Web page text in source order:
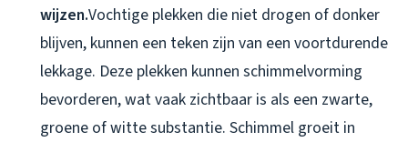
wijzen.Vochtige plekken die niet drogen of donker
blijven, kunnen een teken zijn van een voortdurende
lekkage. Deze plekken kunnen schimmelvorming
bevorderen, wat vaak zichtbaar is als een zwarte,
groene of witte substantie. Schimmel groeit in